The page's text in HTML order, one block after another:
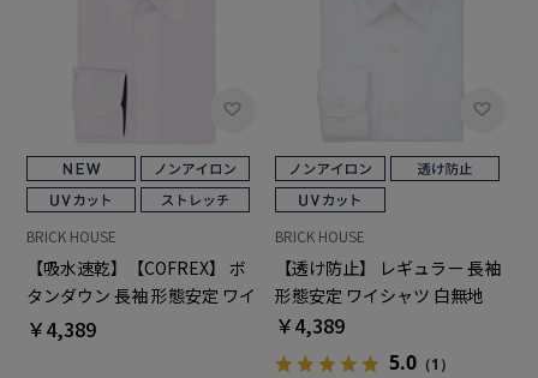
BRICK HOUSE
【吸水速乾】【COFREX】 ボ
タンダウン 長袖 形態安定 ワイ
シャツ
￥4,389
BRICK HOUSE
【透け防止】 レギュラー 長袖
形態安定 ワイシャツ 白無地
￥4,389
5.0 （1）